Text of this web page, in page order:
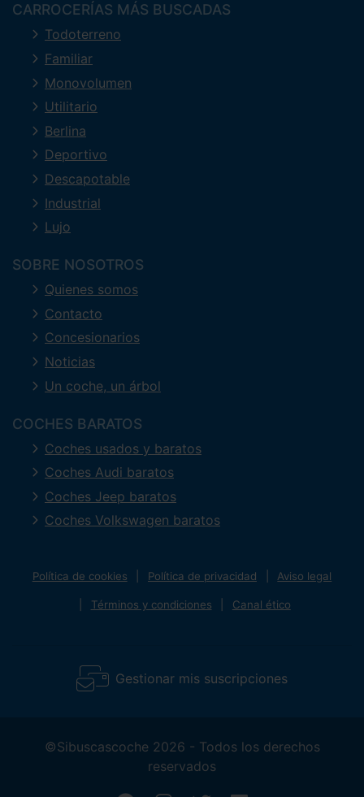
CARROCERÍAS MÁS BUSCADAS
Todoterreno
Familiar
Monovolumen
Utilitario
Berlina
Deportivo
Descapotable
Industrial
Lujo
SOBRE NOSOTROS
Quienes somos
Contacto
Concesionarios
Noticias
Un coche, un árbol
COCHES BARATOS
Coches usados y baratos
Coches Audi baratos
Coches Jeep baratos
Coches Volkswagen baratos
Política de cookies Política de privacidad Aviso legal
Términos y condiciones Canal ético
Gestionar mis suscripciones
©Sibuscascoche 2026 - Todos los derechos
reservados